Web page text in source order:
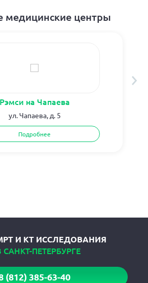
медицинские центры
Рэмси на Чапаева
ул. Чапаева, д. 5
Подробнее
И КТ ИССЛЕДОВАНИЯ
САНКТ-ПЕТЕРБУРГЕ
(812) 385-63-40